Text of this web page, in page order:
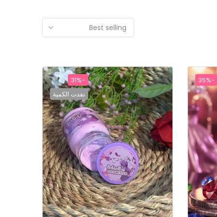
Best selling
-35%
-31%
نفدت الكمية